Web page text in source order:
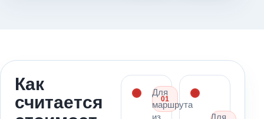
Как
считается
01
Для
маршрута
из
Для